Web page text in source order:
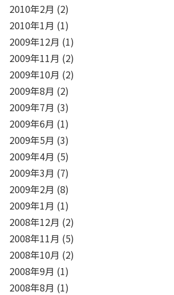
2010年2月 (2)
2010年1月 (1)
2009年12月 (1)
2009年11月 (2)
2009年10月 (2)
2009年8月 (2)
2009年7月 (3)
2009年6月 (1)
2009年5月 (3)
2009年4月 (5)
2009年3月 (7)
2009年2月 (8)
2009年1月 (1)
2008年12月 (2)
2008年11月 (5)
2008年10月 (2)
2008年9月 (1)
2008年8月 (1)